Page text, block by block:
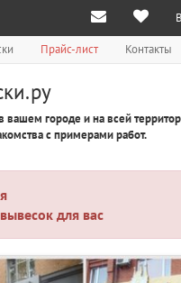
Прайс-лист Контакты
городе и на всей
с примерами работ.
для вас